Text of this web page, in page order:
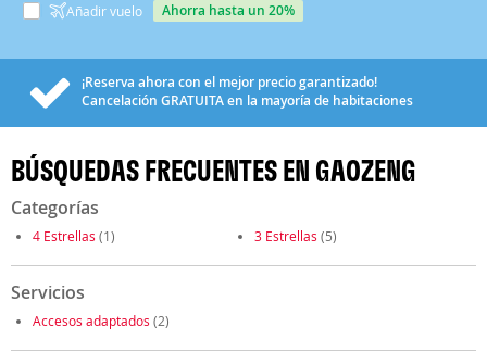
Añadir vuelo ahorra hasta un 20%
¡Reserva ahora con el mejor precio garantizado!
Cancelación GRATUITAen la mayoría de habitaciones
BÚSQUEDAS FRECUENTES EN GAOZENG
Categorías
4 Estrellas (1) 3 Estrellas (5)
Servicios
Accesos adaptados (2)